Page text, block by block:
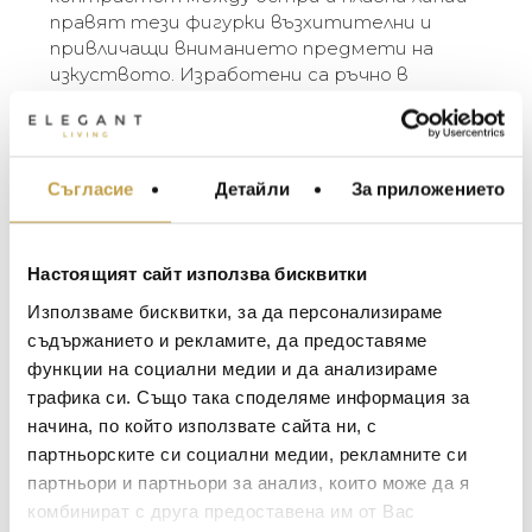
Съгласие Детайли За приложението
Настоящият сайт използва бисквитки
Използваме бисквитки, за да персонализираме
съдържанието и рекламите, да предоставяме
функции на социални медии и да анализираме
трафика си. Също така споделяме информация за
начина, по който използвате сайта ни, с
партньорските си социални медии, рекламните си
партньори и партньори за анализ, които може да я
комбинират с друга предоставена им от Вас
правят тези фигурки възхитителни и
привличащи вниманието предмети на
изкуството. Изработени са ръчно в
Terra. Музите се предлагат в три цвята
размера (small, plus, large). Разликите в
цвета и размера са естествен резултат
от занаятчийския производствен процес.
The Muses are elegant ceramic figurines
designed by the Belgian sculptor Renaat
Ramon. They are characters from Greek
mythology and represent the daughters of the
gods Zeus and Mnemosyne. In ancient tales,
the Muses are regarded as inspirational
goddesses of literature, science and the arts.
The subtle femininity and the contrast between
sharp and smooth lines make these figurines
enrapturing and eye-catching art objects. They
МЕБЕЛИ ЗА ДОМА И
ЗА МАСАТА
ТЕКСТИЛ ЗА ДОМА
АРОМАТИ ЗА ДОМА
ИЗКУСТВО И КНИГИ
ВИСОК КЛАС
BACCARAT
TOM DIXON
MICHAEL ARAM
ASSOULINE
SELETTI